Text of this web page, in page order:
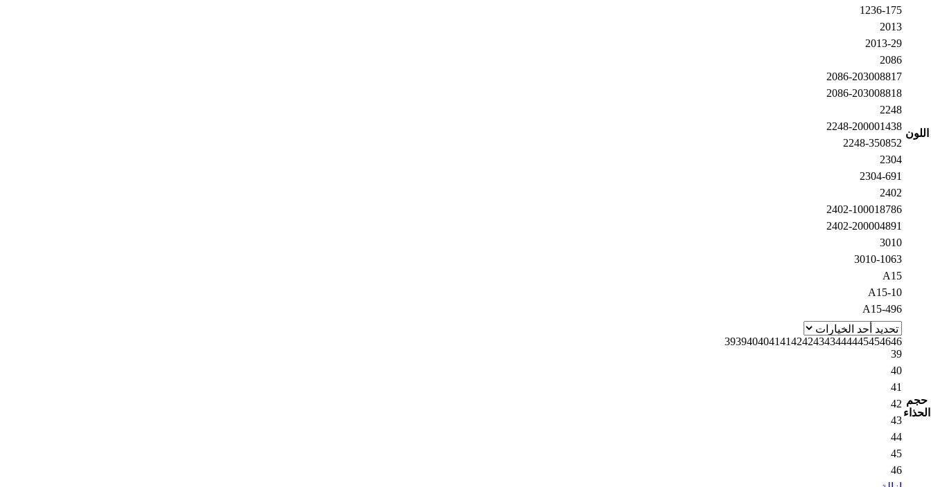
اللون
1236-175
2013
2013-29
2086
2086-203008817
2086-203008818
2248
2248-200001438
2248-350852
2304
2304-691
2402
2402-100018786
2402-200004891
3010
3010-1063
A15
A15-10
A15-496
حجم
الحذاء
39394040414142424343444445454646
39
40
41
42
43
44
45
46